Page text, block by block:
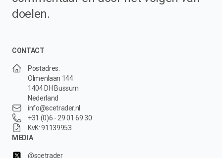
doelen.
CONTACT
Postadres:
Olmenlaan 144
1404 DH Bussum
Nederland
info@scetrader.nl
+31 (0)6 - 29 01 69 30
KvK: 91139953
MEDIA
@scetrader